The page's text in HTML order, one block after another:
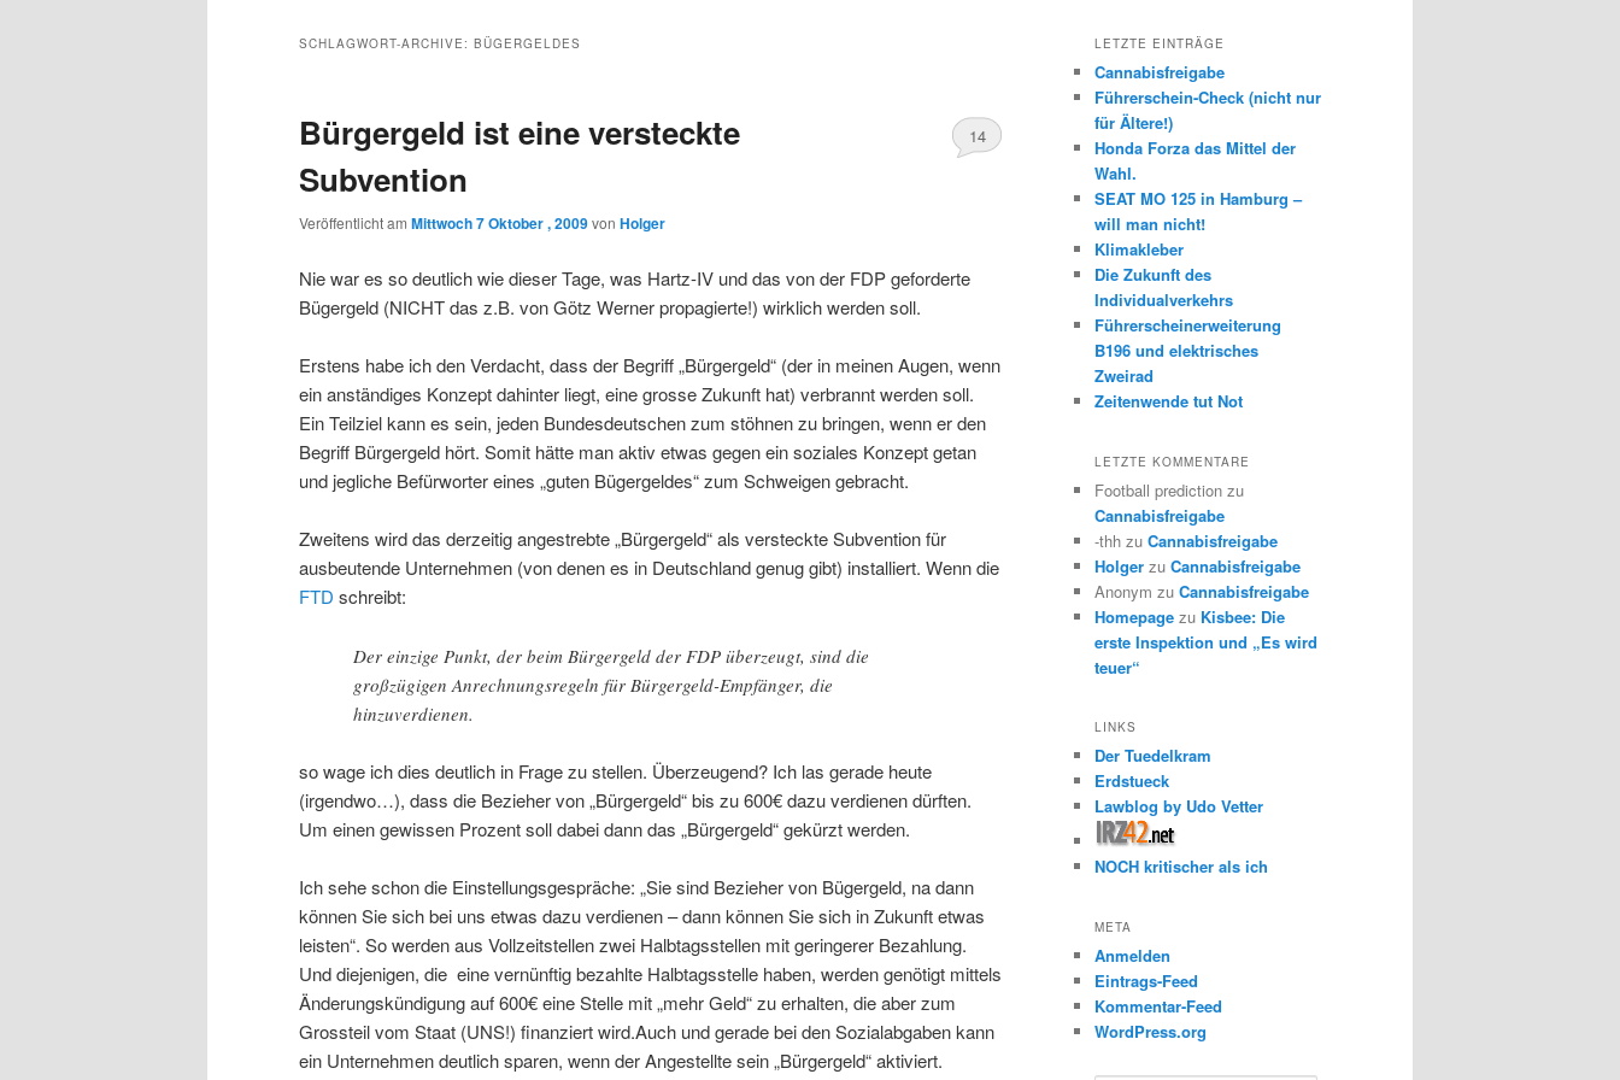
wechseln
SCHLAGWORT-ARCHIVE: BÜGERGELDES
Bürgergeld ist eine versteckte
Subvention
Veröffentlicht am Mittwoch 7 Oktober , 2009von Holger
14
Nie war es so deutlich wie dieser Tage, was Hartz-IV und das von der FDP geforderte
Bügergeld (NICHT das z.B. von Götz Werner propagierte!) wirklich werden soll.
Erstens habe ich den Verdacht, dass der Begriff „Bürgergeld“ (der in meinen Augen, wenn
ein anständiges Konzept dahinter liegt, eine grosse Zukunft hat) verbrannt werden soll.
Ein Teilziel kann es sein, jeden Bundesdeutschen zum stöhnen zu bringen, wenn er den
Begriff Bürgergeld hört. Somit hätte man aktiv etwas gegen ein soziales Konzept getan
und jegliche Befürworter eines „guten Bügergeldes“ zum Schweigen gebracht.
Zweitens wird das derzeitig angestrebte „Bürgergeld“ als versteckte Subvention für
ausbeutende Unternehmen (von denen es in Deutschland genug gibt) installiert. Wenn die
FTD schreibt:
Der einzige Punkt, der beim Bürgergeld der FDP überzeugt, sind die
großzügigen Anrechnungsregeln für Bürgergeld-Empfänger, die
hinzuverdienen.
so wage ich dies deutlich in Frage zu stellen. Überzeugend? Ich las gerade heute
(irgendwo…), dass die Bezieher von „Bürgergeld“ bis zu 600€ dazu verdienen dürften.
Um einen gewissen Prozent soll dabei dann das „Bürgergeld“ gekürzt werden.
Ich sehe schon die Einstellungsgespräche: „Sie sind Bezieher von Bügergeld, na dann
können Sie sich bei uns etwas dazu verdienen – dann können Sie sich in Zukunft etwas
leisten“. So werden aus Vollzeitstellen zwei Halbtagsstellen mit geringerer Bezahlung.
Und diejenigen, die eine vernünftig bezahlte Halbtagsstelle haben, werden genötigt mittels
Änderungskündigung auf 600€ eine Stelle mit „mehr Geld“ zu erhalten, die aber zum
Grossteil vom Staat (UNS!) finanziert wird.Auch und gerade bei den Sozialabgaben kann
ein Unternehmen deutlich sparen, wenn der Angestellte sein „Bürgergeld“ aktiviert.
LETZTE EINTRÄGE
Cannabisfreigabe
Führerschein-Check (nicht nur
für Ältere!)
Honda Forza das Mittel der
Wahl.
SEAT MO 125 in Hamburg –
will man nicht!
Klimakleber
Die Zukunft des
Individualverkehrs
Führerscheinerweiterung
B196 und elektrisches
Zweirad
Zeitenwende tut Not
LETZTE KOMMENTARE
Football prediction zu
Cannabisfreigabe
-thh zu Cannabisfreigabe
Holger zu Cannabisfreigabe
Anonym zu Cannabisfreigabe
Homepage zu Kisbee: Die
erste Inspektion und „Es wird
teuer“
LINKS
Der Tuedelkram
Erdstueck
Lawblog by Udo Vetter
NOCH kritischer als ich
META
Anmelden
Eintrags-Feed
Kommentar-Feed
WordPress.org